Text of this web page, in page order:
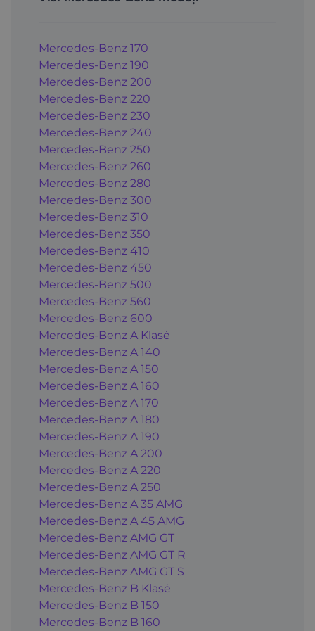
Mercedes-Benz 170
Mercedes-Benz 190
Mercedes-Benz 200
Mercedes-Benz 220
Mercedes-Benz 230
Mercedes-Benz 240
Mercedes-Benz 250
Mercedes-Benz 260
Mercedes-Benz 280
Mercedes-Benz 300
Mercedes-Benz 310
Mercedes-Benz 350
Mercedes-Benz 410
Mercedes-Benz 450
Mercedes-Benz 500
Mercedes-Benz 560
Mercedes-Benz 600
Mercedes-Benz A Klasė
Mercedes-Benz A 140
Mercedes-Benz A 150
Mercedes-Benz A 160
Mercedes-Benz A 170
Mercedes-Benz A 180
Mercedes-Benz A 190
Mercedes-Benz A 200
Mercedes-Benz A 220
Mercedes-Benz A 250
Mercedes-Benz A 35 AMG
Mercedes-Benz A 45 AMG
Mercedes-Benz AMG GT
Mercedes-Benz AMG GT R
Mercedes-Benz AMG GT S
Mercedes-Benz B Klasė
Mercedes-Benz B 150
Mercedes-Benz B 160